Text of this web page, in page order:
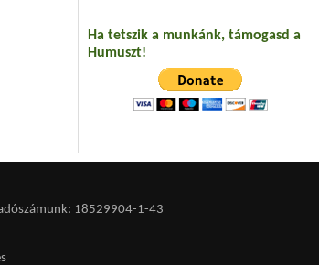
Ha tetszik a munkánk, támogasd a
Humuszt!
18529904-1-43